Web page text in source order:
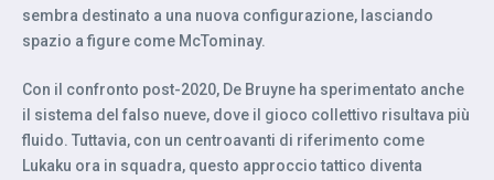
sembra destinato a una nuova configurazione, lasciando
spazio a figure come McTominay.
Con il confronto post-2020, De Bruyne ha sperimentato anche
il sistema del falso nueve, dove il gioco collettivo risultava più
fluido. Tuttavia, con un centroavanti di riferimento come
Lukaku ora in squadra, questo approccio tattico diventa